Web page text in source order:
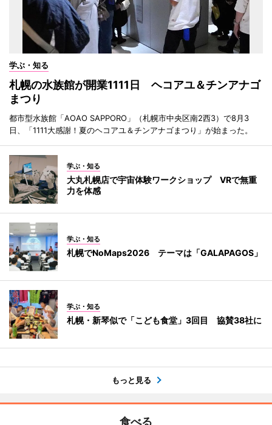
学ぶ・知る
札幌の水族館が開業1111日 ヘコアユ＆チンアナゴ
まつり
都市型水族館「AOAO SAPPORO」（札幌市中央区南2西3）で8月3
日、「1111大感謝！夏のヘコアユ＆チンアナゴまつり」が始まった。
学ぶ・知る
大丸札幌店で宇宙体験ワークショップ VRで無重
力を体感
学ぶ・知る
札幌でNoMaps2026 テーマは「GALAPAGOS」
学ぶ・知る
札幌・新琴似で「こども食堂」3回目 協賛38社に
もっと見る
食べる